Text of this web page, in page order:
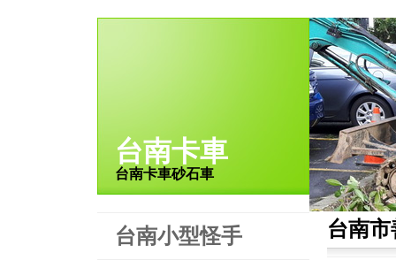
台南卡車
台南卡車砂石車
台南小型怪手
台南